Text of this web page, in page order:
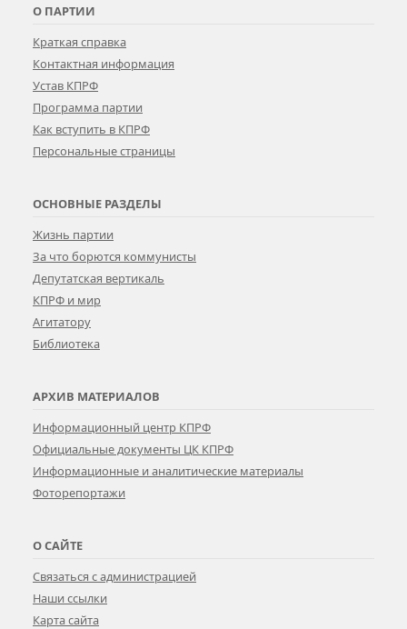
О ПАРТИИ
Краткая справка
Контактная информация
Устав КПРФ
Программа партии
Как вступить в КПРФ
Персональные страницы
ОСНОВНЫЕ РАЗДЕЛЫ
Жизнь партии
За что борются коммунисты
Депутатская вертикаль
КПРФ и мир
Агитатору
Библиотека
АРХИВ МАТЕРИАЛОВ
Информационный центр КПРФ
Официальные документы ЦК КПРФ
Информационные и аналитические материалы
Фоторепортажи
О САЙТЕ
Связаться с администрацией
Наши ссылки
Карта сайта